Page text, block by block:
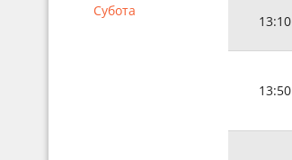
Субота
13:10
13:50